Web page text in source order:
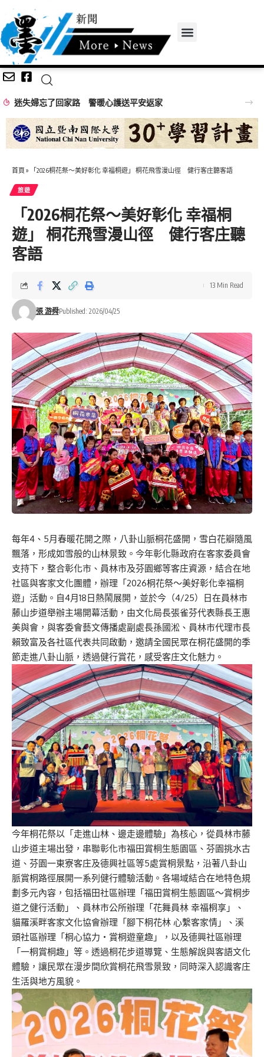
首頁 » 「2026桐花祭～美好彰化 幸福桐遊」 桐花飛雪漫山徑 健行客庄聽客語
旅遊
「2026桐花祭～美好彰化 幸福桐
遊」 桐花飛雪漫山徑 健行客庄聽
客語
張 游舜Published: 2026/04/25
13 Min Read
每年4、5月春暖花開之際，八卦山脈桐花盛開，雪白花瓣隨風
飄落，形成如雪般的山林景致。今年彰化縣政府在客家委員會
支持下，整合彰化市、員林市及芬園鄉等客庄資源，結合在地
社區與客家文化團體，辦理「2026桐花祭～美好彰化幸福桐
遊」活動。自4月18日熱鬧展開，並於今（4/25）日在員林市
藤山步道舉辦主場開幕活動，由文化局長張雀芬代表縣長王惠
美與會，與客委會藝文傳播處副處長孫國淞、員林市代理市長
賴致富及各社區代表共同啟動，邀請全國民眾在桐花盛開的季
節走進八卦山脈，透過健行賞花，感受客庄文化魅力。
今年桐花祭以「走進山林、邊走邊體驗」為核心，從員林市藤
山步道主場出發，串聯彰化市福田賞桐生態園區、芬園挑水古
道、芬園一東寮客庄及德興社區等5處賞桐景點，沿著八卦山
脈賞桐路徑展開一系列健行體驗活動。各場域結合在地特色規
劃多元內容，包括福田社區辦理「福田賞桐生態園區～賞桐步
道之健行活動」、員林市公所辦理「花舞員林 幸福桐享」、
貓羅溪畔客家文化協會辦理「腳下桐花林 心繫客家情」、溪
頭社區辦理「桐心協力‧賞桐遊童趣」，以及德興社區辦理
「一桐賞桐趣」等。透過桐花步道導覽、生態解說與客語文化
體驗，讓民眾在漫步間欣賞桐花飛雪景致，同時深入認識客庄
生活與地方風貌。